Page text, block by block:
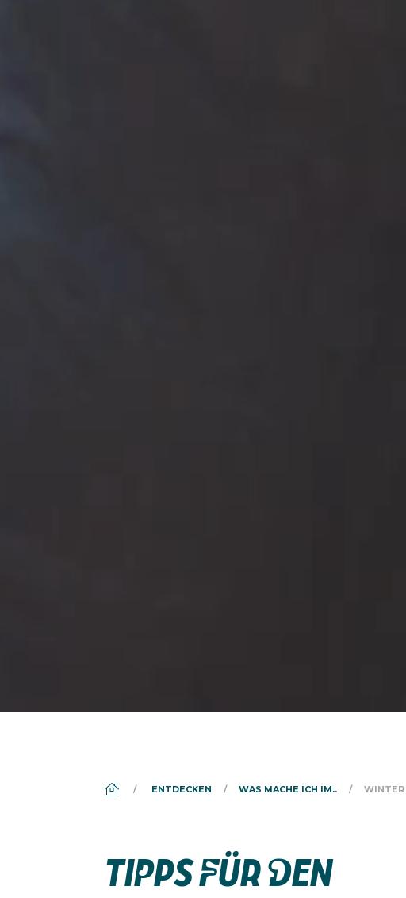
DS_BREADCRUMB.HOME
ENTDECKEN WAS MACHE ICH IM.. WINTER
TIPPS FÜR DEN